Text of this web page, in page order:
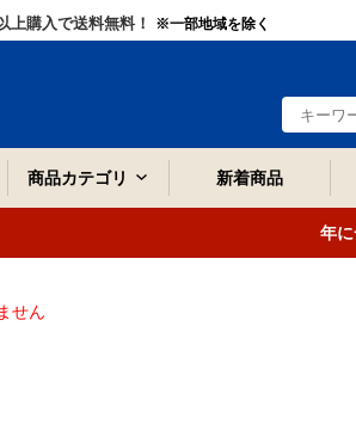
上購入で送料無料！ ※一部地域を除く
商品カテゴリ 新着商品
年
せん